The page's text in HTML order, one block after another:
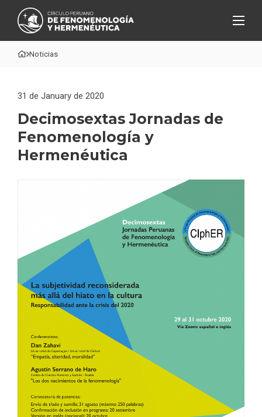
Noticias
31 de January de 2020
Decimosextas Jornadas de
Fenomenología y
Hermenéutica